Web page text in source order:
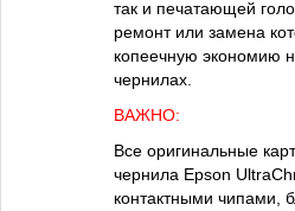
так и печатающей
ремонт или замена
копеечную экономию
чернилах.
ВАЖНО:
Все оригинальные
чернила Epson
контактными чипами,